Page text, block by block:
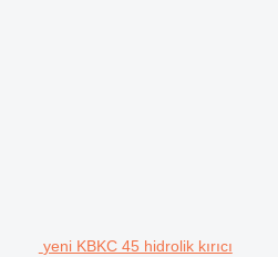
yeni KBKC 45 hidrolik kırıcı